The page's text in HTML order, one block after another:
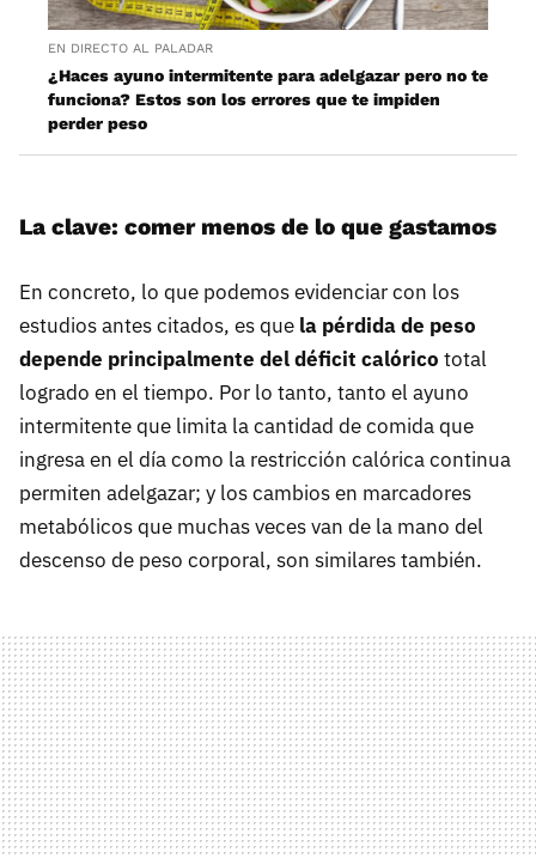
EN DIRECTO AL PALADAR
¿Haces ayuno intermitente para adelgazar pero no te
funciona? Estos son los errores que te impiden
perder peso
La clave: comer menos de lo que gastamos
En concreto, lo que podemos evidenciar con los
estudios antes citados, es que la pérdida de peso
depende principalmente del déficit calórico total
logrado en el tiempo. Por lo tanto, tanto el ayuno
intermitente que limita la cantidad de comida que
ingresa en el día como la restricción calórica continua
permiten adelgazar; y los cambios en marcadores
metabólicos que muchas veces van de la mano del
descenso de peso corporal, son similares también.